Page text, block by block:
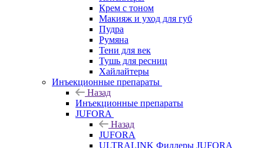
Крем с тоном
Макияж и уход для губ
Пудра
Румяна
Тени для век
Тушь для ресниц
Хайлайтеры
Инъекционные препараты
Назад
Инъекционные препараты
JUFORA
Назад
JUFORA
ULTRALINK Филлеры JUFORA